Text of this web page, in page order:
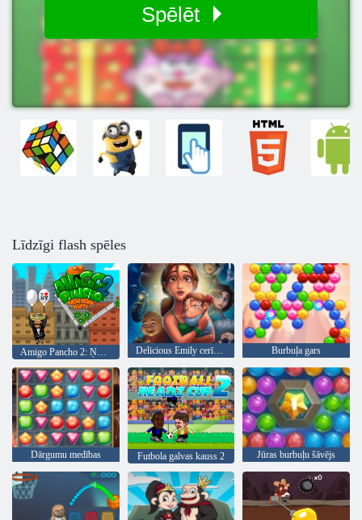
Spēlēt
Līdzīgi flash spēles
Amigo Pancho 2: Ņujorkas ballīte Delicious Emily cerības un Bailes Burbuļa gars
Dārgumu medības Futbola galvas kauss 2 Jūras burbuļu šāvējs